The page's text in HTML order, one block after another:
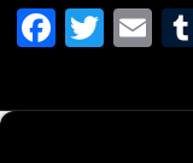
F
c
T
itt
E
ai